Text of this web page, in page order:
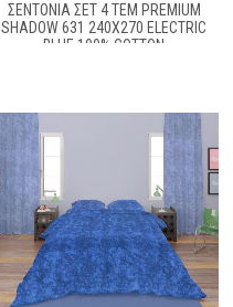
ΣΕΝΤΌΝΙΑ ΣΕΤ 4 ΤΕΜ PREMIUM
SHADOW 631 240X270 ELECTRIC
BLUE 100% COTTON